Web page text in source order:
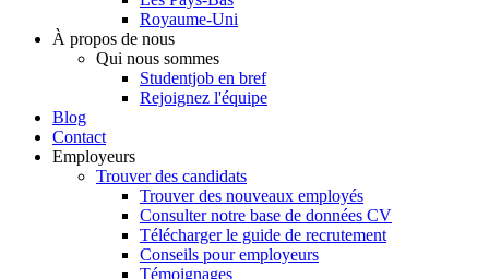
Royaume-Uni
À propos de nous
Qui nous sommes
Studentjob en bref
Rejoignez l'équipe
Blog
Contact
Employeurs
Trouver des candidats
Trouver des nouveaux employés
Consulter notre base de données CV
Télécharger le guide de recrutement
Conseils pour employeurs
Témoignages